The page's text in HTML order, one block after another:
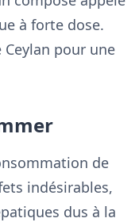
à forte dose.
pour une
de
indésirables,
dus à la